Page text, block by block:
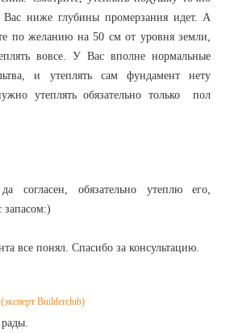
ниже глубины промерзания идет. А
по желанию на 50 см от уровня земли,
вовсе. У Вас вполне нормальные
и утеплять сам фундамент нету
утеплять обязательно только пол
согласен, обязательно утеплю его,
запасом:)
все понял. Спасибо за консультацию.
(эксперт Builderclub)